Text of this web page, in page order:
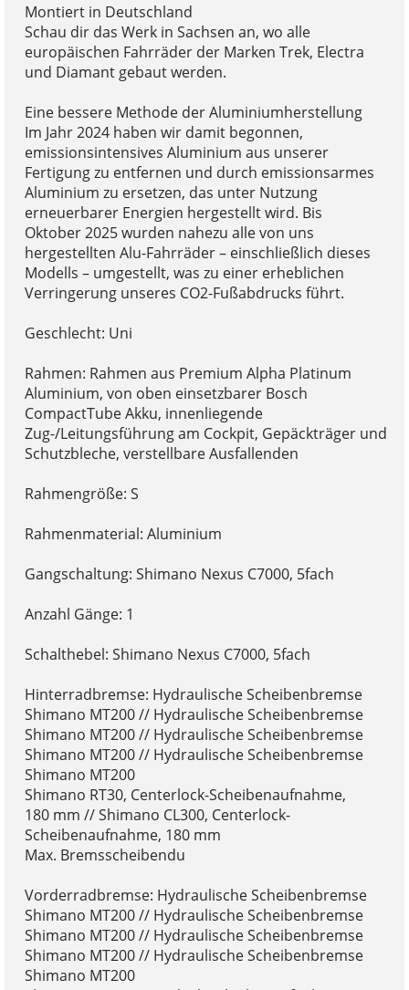
Montiert in Deutschland
Schau dir das Werk in Sachsen an, wo alle
europäischen Fahrräder der Marken Trek, Electra
und Diamant gebaut werden.
Eine bessere Methode der Aluminiumherstellung
Im Jahr 2024 haben wir damit begonnen,
emissionsintensives Aluminium aus unserer
Fertigung zu entfernen und durch emissionsarmes
Aluminium zu ersetzen, das unter Nutzung
erneuerbarer Energien hergestellt wird. Bis
Oktober 2025 wurden nahezu alle von uns
hergestellten Alu-Fahrräder – einschließlich dieses
Modells – umgestellt, was zu einer erheblichen
Verringerung unseres CO2-Fußabdrucks führt.
Geschlecht: Uni
Rahmen: Rahmen aus Premium Alpha Platinum
Aluminium, von oben einsetzbarer Bosch
CompactTube Akku, innenliegende
Zug-/Leitungsführung am Cockpit, Gepäckträger und
Schutzbleche, verstellbare Ausfallenden
Rahmengröße: S
Rahmenmaterial: Aluminium
Gangschaltung: Shimano Nexus C7000, 5fach
Anzahl Gänge: 1
Schalthebel: Shimano Nexus C7000, 5fach
Hinterradbremse: Hydraulische Scheibenbremse
Shimano MT200 // Hydraulische Scheibenbremse
Shimano MT200 // Hydraulische Scheibenbremse
Shimano MT200 // Hydraulische Scheibenbremse
Shimano MT200
Shimano RT30, Centerlock-Scheibenaufnahme,
180 mm // Shimano CL300, Centerlock-
Scheibenaufnahme, 180 mm
Max. Bremsscheibendu
Vorderradbremse: Hydraulische Scheibenbremse
Shimano MT200 // Hydraulische Scheibenbremse
Shimano MT200 // Hydraulische Scheibenbremse
Shimano MT200 // Hydraulische Scheibenbremse
Shimano MT200